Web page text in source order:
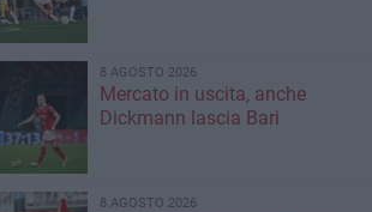
8 AGOSTO 2026
Mercato in uscita, anche
Dickmann lascia Bari
8 AGOSTO 2026